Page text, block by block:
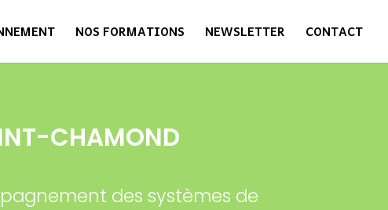
NOS FORMATIONS NEWSLETTER CONTACT
CHAMOND
des systèmes de